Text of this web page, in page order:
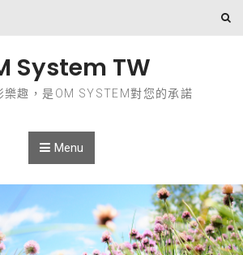
System TW
樂趣，是OM SYSTEM對您的承諾
Menu